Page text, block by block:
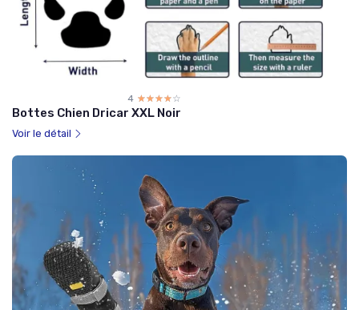
4 ☆☆☆☆☆
★★★★★
Bottes Chien Dricar XXL Noir
Voir le détail